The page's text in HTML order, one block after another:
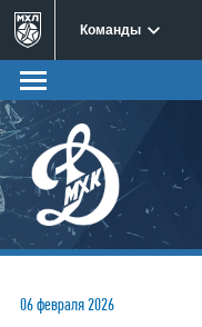
Команды
06 февраля 2026